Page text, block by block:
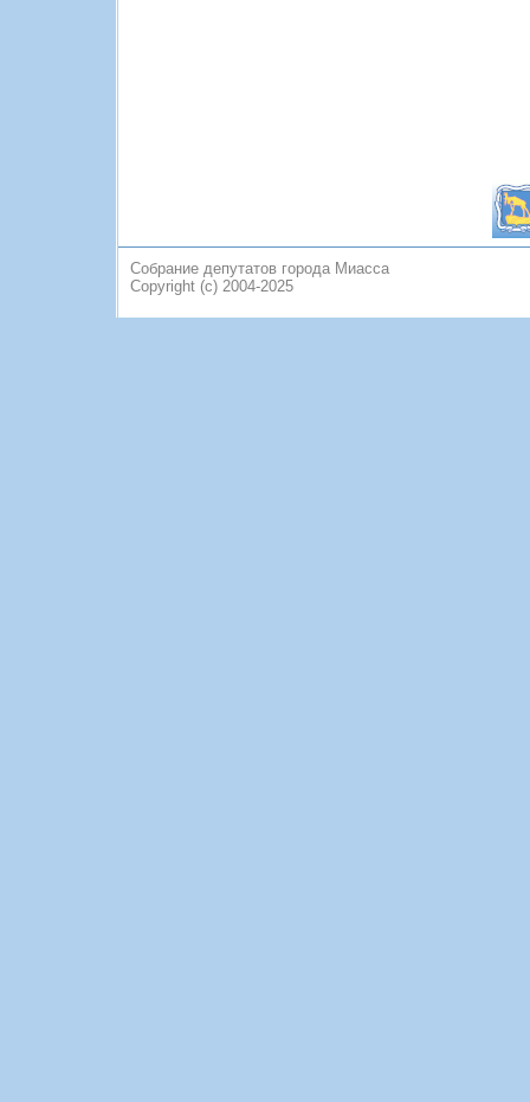
Собрание депутатов города Миасса
Copyright (c) 2004-2025